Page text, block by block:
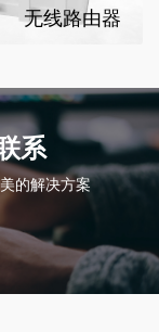
无线路由器
系
的解决方案